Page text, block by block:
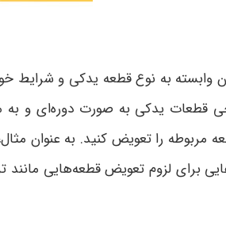
وابسته به نوع قطعه یدکی و
یدکی به صورت دوره‌ای و به
مربوطه را تعویض کنید. به عنوان
لزوم تعویض قطعه‌هایی مانند